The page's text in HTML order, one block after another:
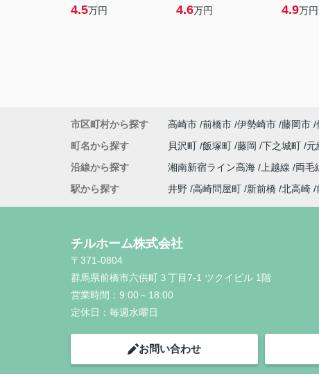
4.5万円 4.6万円 4.9万円
市区町村から探す 高崎市 前橋市 伊勢崎市 藤岡市
町名から探す
貝沢町 飯塚町 藤岡 下之城町 元
沿線から探す
湘南新宿ライン高海 上越線 両毛
駅から探す
井野 高崎問屋町 新前橋 北高崎
チルホーム株式会社
〒371-0804
群馬県前橋市六供町３丁目7-1 ツクイビル 1階
営業時間： 9:00～18:00
定休日： 毎週水曜日
お問い合わせ